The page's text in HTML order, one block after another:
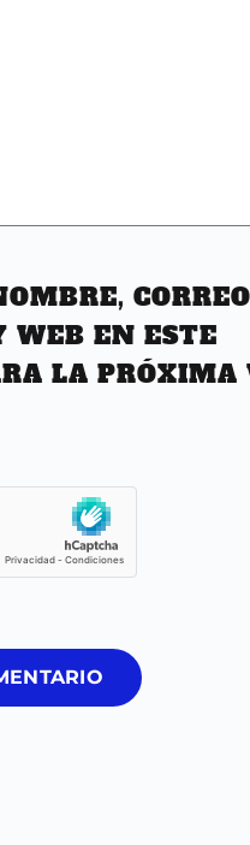
CORREO
WEB EN ESTE
LA PRÓXIMA